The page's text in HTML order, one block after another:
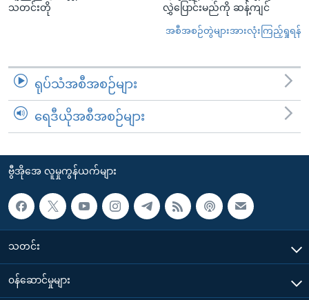
သတင်းတို
လွှဲပြောင်းမည်ကို ဆန့်ကျင်
အစီအစဉ်တွဲများအားလုံးကြည့်ရှုရန်
ရုပ်သံအစီအစဉ်များ
ရေဒီယိုအစီအစဉ်များ
ဗွီအိုအေ လူမှုကွန်ယက်များ
သတင်း
၀န်ဆောင်မှုများ